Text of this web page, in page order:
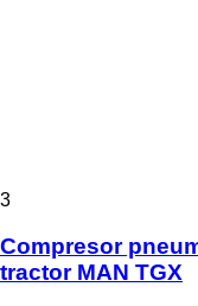
3
Compresor
tractor MAN TGX